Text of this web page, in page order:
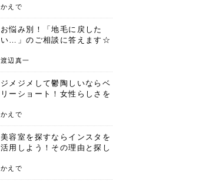
かえで
お悩み別！「地毛に戻した
い…」のご相談に答えます☆
渡辺真一
ジメジメして鬱陶しいならベ
リーショート！女性らしさを
かえで
美容室を探すならインスタを
活用しよう！その理由と探し
かえで